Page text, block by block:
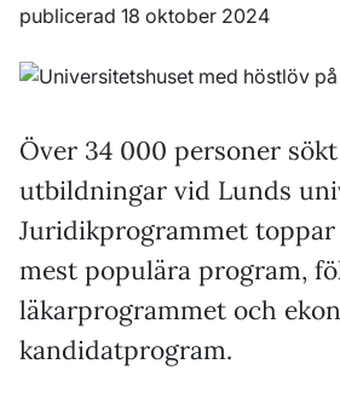
publicerad 18 oktober 2024
Över 34 000 personer
utbildningar vid Lunds
Juridikprogrammet
mest populära program,
läkarprogrammet och
kandidatprogram.